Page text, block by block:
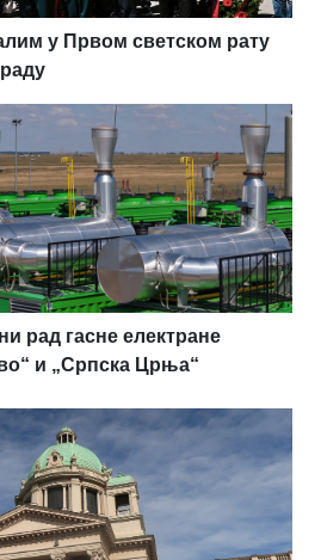
у Првом светском рату
рад гасне електране
и „Српска Црња“